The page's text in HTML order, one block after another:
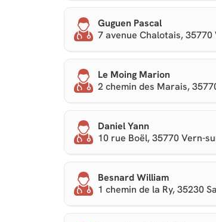
Guguen Pascal
7 avenue Chalotais, 35770
Le Moing Marion
2 chemin des Marais,
Daniel Yann
10 rue Boël, 35770 Vern-
Besnard William
1 chemin de la Ry, 35230